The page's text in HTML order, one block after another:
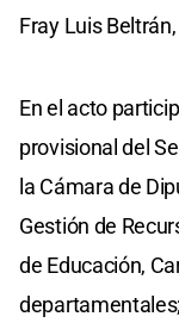
Fray Luis
En el acto
provisional del
la Cámara de
Gestión de
de Educación,